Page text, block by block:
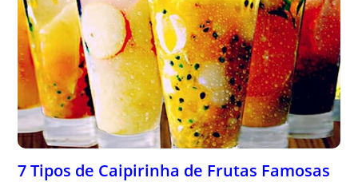
7 Tipos de Caipirinha de Frutas Famosas